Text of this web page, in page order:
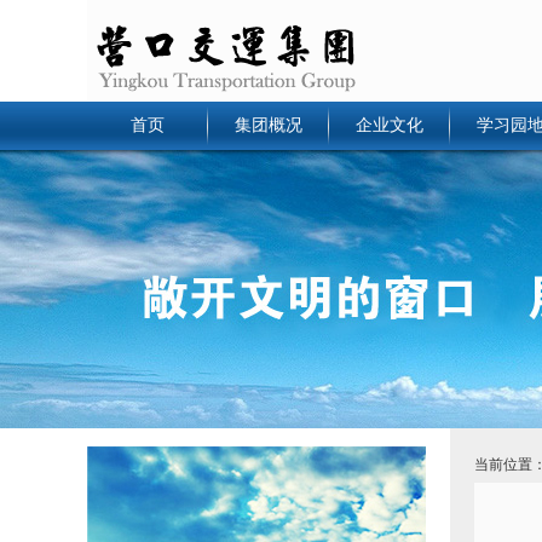
首页 集团概况 企业文化 学习园
当前位置